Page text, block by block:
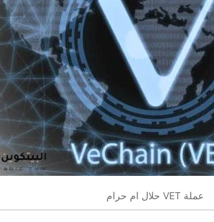
عملة VET حلال ام حرام